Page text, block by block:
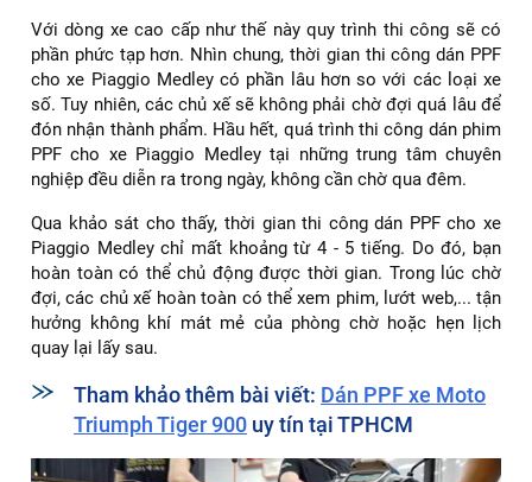
Với dòng xe cao cấp như thế này quy trình thi công sẽ có
phần phức tạp hơn. Nhìn chung, thời gian thi công dán PPF
cho xe Piaggio Medley có phần lâu hơn so với các loại xe
số. Tuy nhiên, các chủ xế sẽ không phải chờ đợi quá lâu để
đón nhận thành phẩm. Hầu hết, quá trình thi công dán phim
PPF cho xe Piaggio Medley tại những trung tâm chuyên
nghiệp đều diễn ra trong ngày, không cần chờ qua đêm.
Qua khảo sát cho thấy, thời gian thi công dán PPF cho xe
Piaggio Medley chỉ mất khoảng từ 4 - 5 tiếng. Do đó, bạn
hoàn toàn có thể chủ động được thời gian. Trong lúc chờ
đợi, các chủ xế hoàn toàn có thể xem phim, lướt web,... tận
hưởng không khí mát mẻ của phòng chờ hoặc hẹn lịch
quay lại lấy sau.
Tham khảo thêm bài viết: Dán PPF xe Moto
Triumph Tiger 900 uy tín tại TPHCM